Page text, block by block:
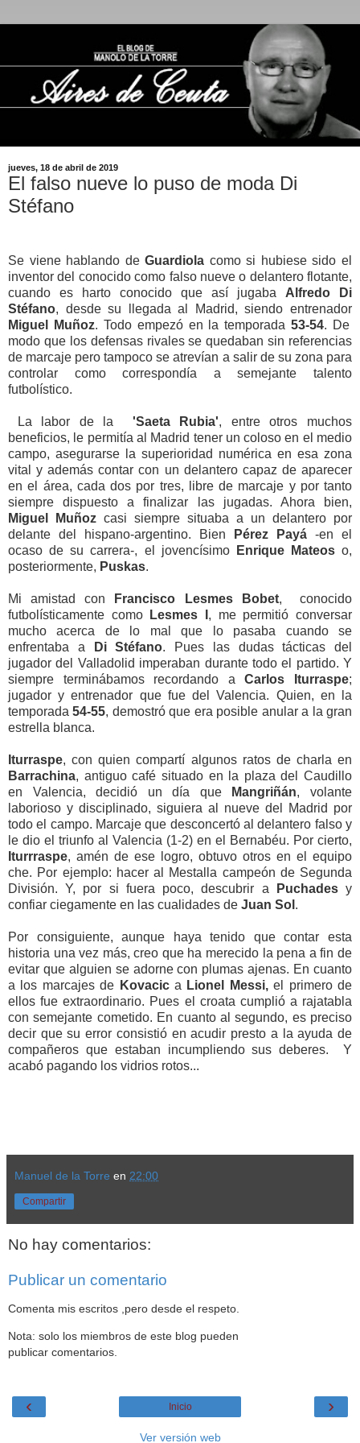
jueves, 18 de abril de 2019
El falso nueve lo puso de moda Di
Stéfano
Se viene hablando deGuardiola como si hubiese sido el
inventor del conocido como falso nueve o delantero flotante,
cuando es harto conocido que así jugaba Alfredo Di
Stéfano, desde su llegada al Madrid, siendo entrenador
Miguel Muñoz. Todo empezó en la temporada53-54. De
modo que los defensas rivales se quedaban sin referencias
de marcaje pero tampoco se atrevían a salir de su zona para
controlar como correspondía a semejante talento
futbolístico.
La labor de la 'Saeta Rubia', entre otros muchos
beneficios, le permitía al Madrid tener un coloso en el medio
campo, asegurarse la superioridad numérica en esa zona
vital y además contar con un delantero capaz de aparecer
en el área, cada dos por tres, libre de marcaje y por tanto
siempre dispuesto a finalizar las jugadas. Ahora bien,
Miguel Muñoz casi siempre situaba a un delantero por
delante del hispano-argentino. Bien
Pérez Payá -en el
ocaso de su carrera-, el jovencísimo
Enrique Mateoso,
posteriormente, Puskas.
Mi amistad con Francisco Lesmes Bobet, conocido
futbolísticamente como
Lesmes I , me permitió conversar
mucho acerca de lo mal que lo pasaba cuando se
enfrentaba a
Di Stéfano. Pues las dudas tácticas del
jugador del Valladolid imperaban durante todo el partido. Y
siempre terminábamos recordando aCarlos Iturraspe;
jugador y entrenador que fue del Valencia. Quien, en la
temporada54-55, demostró que era posible anular a la gran
estrella blanca.
Iturraspe, con quien compartí algunos ratos de charla en
Barrachina, antiguo café situado en la plaza del Caudillo
en Valencia, decidió un día que
Mangriñán, volante
laborioso y disciplinado, siguiera al nueve del Madrid por
todo el campo. Marcaje que desconcertó al delantero falso y
le dio el triunfo al Valencia (1-2) en el Bernabéu. Por cierto,
Iturrraspe, amén de ese logro, obtuvo otros en el equipo
che. Por ejemplo: hacer al Mestalla campeón de Segunda
División. Y, por si fuera poco, descubrir a
Puchadesy
confiar ciegamente en las cualidades de Juan Sol .
Por consiguiente, aunque haya tenido que contar esta
historia una vez más, creo que ha merecido la pena a fin de
evitar que alguien se adorne con plumas ajenas. En cuanto
a los marcajes de Kovacica Lionel Messi,el primero de
ellos fue extraordinario. Pues el croata cumplió a rajatabla
con semejante cometido. En cuanto al segundo, es preciso
decir que su error consistió en acudir presto a la ayuda de
compañeros que estaban incumpliendo sus deberes. Y
acabó pagando los vidrios rotos...
Manuel de la Torre en 22:00
Compartir
No hay comentarios:
Publicar un comentario
Comenta mis escritos ,pero desde el respeto.
Nota: solo los miembros de este blog pueden
publicar comentarios.
‹ ›
Inicio
Ver versión web